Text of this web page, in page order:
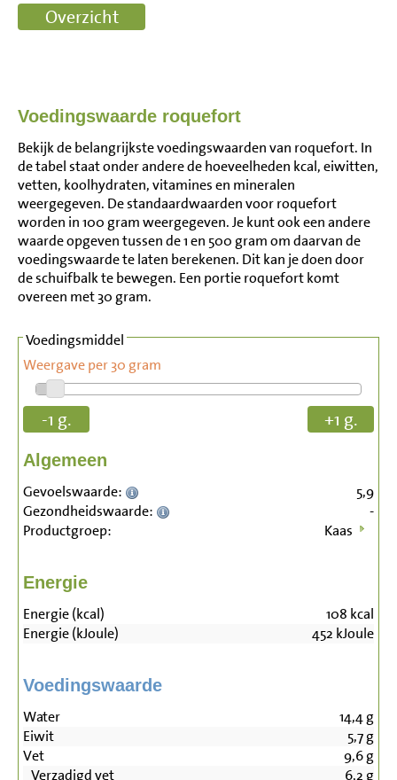
Voedingswaarde roquefort
Bekijk de belangrijkste voedingswaarden van roquefort. In
de tabel staat onder andere de hoeveelheden kcal, eiwitten,
vetten, koolhydraten, vitamines en mineralen
weergegeven. De standaardwaarden voor roquefort
worden in 100 gram weergegeven. Je kunt ook een andere
waarde opgeven tussen de 1 en 500 gram om daarvan de
voedingswaarde te laten berekenen. Dit kan je doen door
de schuifbalk te bewegen. Een portie roquefort komt
overeen met 30 gram.
Voedingsmiddel
Weergave per 30 gram
-1 g. +1 g.
Algemeen
Gevoelswaarde:
5,9
Gezondheidswaarde:
-
Productgroep:
Kaas
Energie
Energie (kcal) 108 kcal
Energie (kJoule)
452 kJoule
Voedingswaarde
Water 14,4g
Eiwit
5,7g
Vet
9,6g
Verzadigd vet
6,2 g